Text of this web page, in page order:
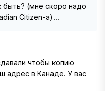
быть? (мне скоро надо
Citizen-a)...
чтобы копию
адрес в Канаде. У вас